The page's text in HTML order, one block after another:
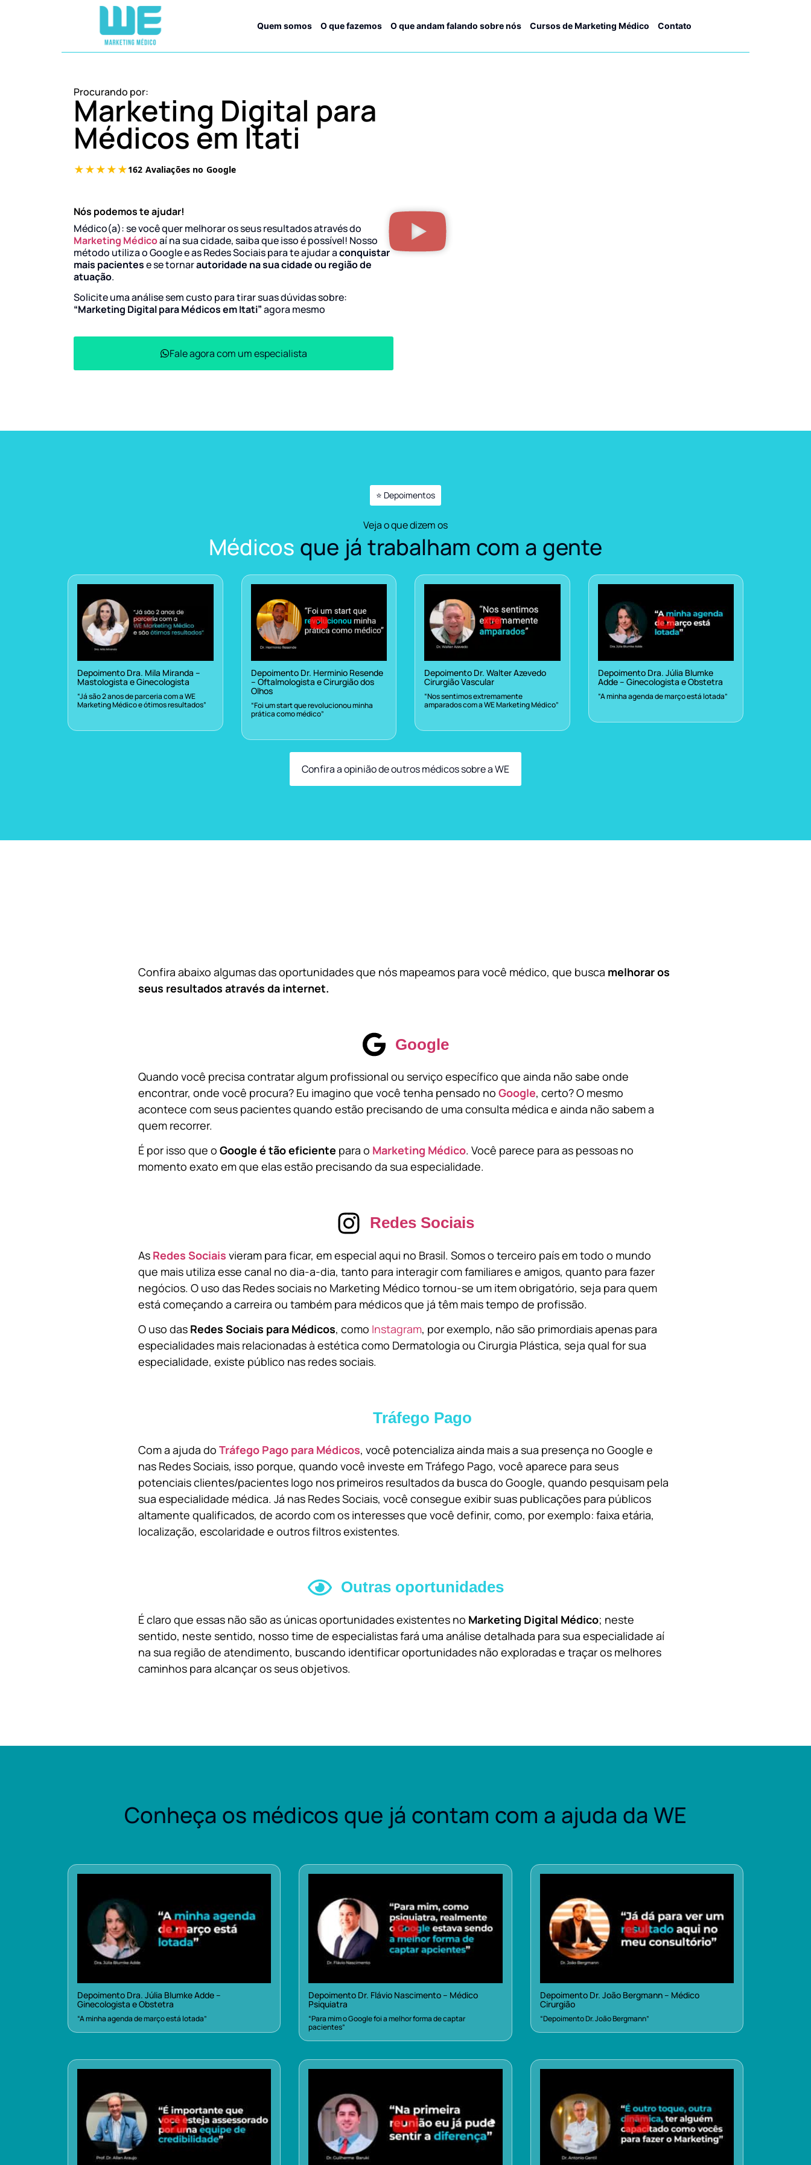
Quem somos O que fazemos O que andam falando sobre nós Cursos de Marketing Médico Contato
Procurando por:
Marketing Digital para
Médicos em Itati
Nós podemos te ajudar!
Médico(a): se você quer melhorar os seus resultados através do
Marketing Médicoaí na sua cidade, saiba que isso é possível! Nosso
método utiliza o Google e as Redes Sociais para te ajudar aconquistar
mais pacientese se tornarautoridade na sua cidade ou região de
atuação.
Solicite uma análise sem custo para tirar suas dúvidas sobre:
“Marketing Digital para Médicos em Itati”agora mesmo
Fale agora com um especialista
⭐ Depoimentos
Veja o que dizem os
Médicos que já trabalham com a gente
Depoimento Dra. Mila Miranda –
Mastologista e Ginecologista
“Já são 2 anos de parceria com a WE
Marketing Médico e ótimos resultados”
Depoimento Dr. Herminio Resende
– Oftalmologista e Cirurgião dos
Olhos
“Foi um start que revolucionou minha
prática como médico”
Depoimento Dr. Walter Azevedo
Cirurgião Vascular
“Nos sentimos extremamente
amparados com a WE Marketing Médico”
Depoimento Dra. Júlia Blumke
Adde – Ginecologista e Obstetra
“A minha agenda de março está lotada”
Confira a opinião de outros médicos sobre a WE
Confira abaixo algumas das oportunidades que nós mapeamos para você médico, que busca melhorar os
seus resultados através da internet.
Google
Quando você precisa contratar algum profissional ou serviço específico que ainda não sabe onde
encontrar, onde você procura? Eu imagino que você tenha pensado no Google, certo? O mesmo
acontece com seus pacientes quando estão precisando de uma consulta médica e ainda não sabem a
quem recorrer.
É por isso que o Google é tão eficiente para o Marketing Médico. Você parece para as pessoas no
momento exato em que elas estão precisando da sua especialidade.
Redes Sociais
As Redes Sociais vieram para ficar, em especial aqui no Brasil. Somos o terceiro país em todo o mundo
que mais utiliza esse canal no dia-a-dia, tanto para interagir com familiares e amigos, quanto para fazer
negócios. O uso das Redes sociais no Marketing Médico tornou-se um item obrigatório, seja para quem
está começando a carreira ou também para médicos que já têm mais tempo de profissão.
O uso das Redes Sociais para Médicos, como Instagram, por exemplo, não são primordiais apenas para
especialidades mais relacionadas à estética como Dermatologia ou Cirurgia Plástica, seja qual for sua
especialidade, existe público nas redes sociais.
Tráfego Pago
Com a ajuda do Tráfego Pago para Médicos, você potencializa ainda mais a sua presença no Google e
nas Redes Sociais, isso porque, quando você investe em Tráfego Pago, você aparece para seus
potenciais clientes/pacientes logo nos primeiros resultados da busca do Google, quando pesquisam pela
sua especialidade médica. Já nas Redes Sociais, você consegue exibir suas publicações para públicos
altamente qualificados, de acordo com os interesses que você definir, como, por exemplo: faixa etária,
localização, escolaridade e outros filtros existentes.
Outras oportunidades
É claro que essas não são as únicas oportunidades existentes no Marketing Digital Médico; neste
sentido, neste sentido, nosso time de especialistas fará uma análise detalhada para sua especialidade aí
na sua região de atendimento, buscando identificar oportunidades não exploradas e traçar os melhores
caminhos para alcançar os seus objetivos.
Conheça os médicos que já contam com a ajuda da WE
Depoimento Dra. Júlia Blumke Adde –
Ginecologista e Obstetra
“A minha agenda de março está lotada”
Depoimento Dr. Flávio Nascimento – Médico
Psiquiatra
“Para mim o Google foi a melhor forma de captar
pacientes”
Depoimento Dr. João Bergmann – Médico
Cirurgião
“Depoimento Dr. João Bergmann”